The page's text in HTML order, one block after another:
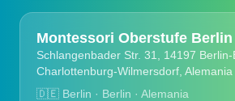
Montessori Oberstufe Berlin
Schlangenbader Str. 31, 14197 Berlin-
Charlottenburg-Wilmersdorf, Alemania
🇩🇪 Berlin · Berlin · Alemania